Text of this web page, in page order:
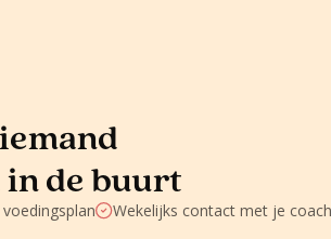
de buurt
Wekelijks contact met je coach